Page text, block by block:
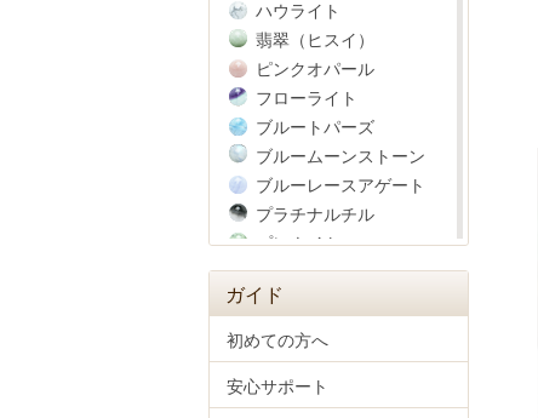
ハウライト
翡翠（ヒスイ）
ピンクオパール
フローライト
ブルートパーズ
ブルームーンストーン
ブルーレースアゲート
プラチナルチル
プレナイト
ヘマタイト
ベリル
ペリドット
ホークスアイ
彫り物(四神獣)
ガイド
初めての方へ
安心サポート